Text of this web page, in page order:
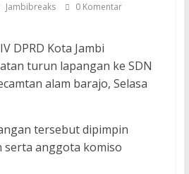
Jambibreaks 0 Komentar
DPRD Kota Jambi
turun lapangan ke SDN
alam barajo, Selasa
tersebut dipimpin
serta anggota komiso